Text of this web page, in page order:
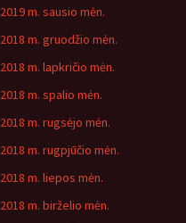
2019 m. sausio mėn.
2018 m. gruodžio mėn.
2018 m. lapkričio mėn.
2018 m. spalio mėn.
2018 m. rugsėjo mėn.
2018 m. rugpjūčio mėn.
2018 m. liepos mėn.
2018 m. birželio mėn.